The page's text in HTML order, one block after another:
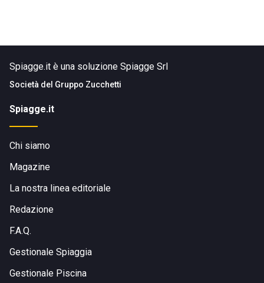
Spiagge.it è una soluzione Spiagge Srl
Società del Gruppo Zucchetti
Spiagge.it
Chi siamo
Magazine
La nostra linea editoriale
Redazione
F.A.Q.
Gestionale Spiaggia
Gestionale Piscina